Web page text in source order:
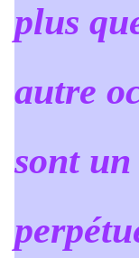
plus
autre
sont